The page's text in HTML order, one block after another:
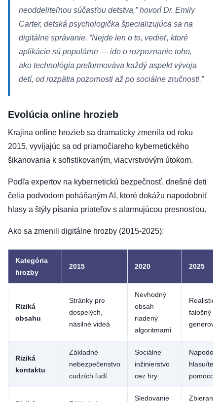
neoddeliteľnou súčasťou detstva,” hovorí Dr. Emily
Carter, detská psychologička špecializujúca sa na
digitálne správanie. “Nejde len o to, vedieť, ktoré
aplikácie sú populárne — ide o rozpoznanie toho,
ako technológia preformováva každý aspekt vývoja
detí, od rozpätia pozornosti až po sociálne zručnosti.”
Evolúcia online hrozieb
Krajina online hrozieb sa dramaticky zmenila od roku
2015, vyvíjajúc sa od priamočiareho kybernetického
šikanovania k sofistikovaným, viacvrstvovým útokom.
Podľa expertov na kybernetickú bezpečnosť, dnešné deti
čelia podvodom poháňaným AI, ktoré dokážu napodobniť
hlasy a štýly písania priateľov s alarmujúcou presnosťou.
Ako sa zmenili digitálne hrozby (2015-2025):
Kategória
hrozby
2015 2020 2025
Riziká
obsahu
Stránky pre
dospelých,
násilné videá
Nevhodný
obsah
riadený
algoritmami
falošný
Riziká
kontaktu
Základné
nebezpečenstvo
cudzích ľudí
Sociálne
inžinierstvo
cez hry
hlasu/
pomocou
Sledovanie Zbieranie